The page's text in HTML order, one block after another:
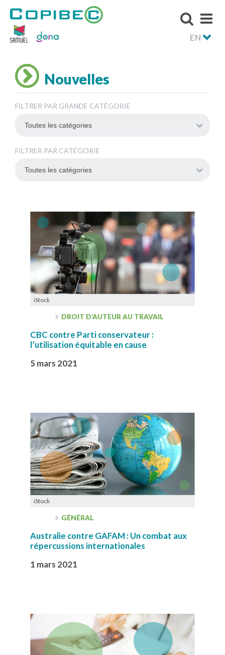
EN
Nouvelles
FILTRER PAR GRANDE CATÉGORIE
FILTRER PAR CATÉGORIE
iStock
DROIT D’AUTEUR AU TRAVAIL
CBC contre Parti conservateur :
l’utilisation équitable en cause
5 mars 2021
iStock
GÉNÉRAL
Australie contre GAFAM : Un combat aux
répercussions internationales
1 mars 2021